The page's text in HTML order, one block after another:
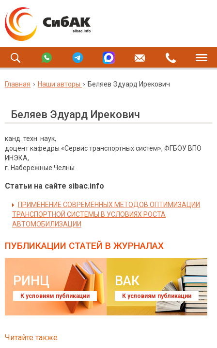
Главная Наши авторы Беляев Эдуард Ирекович
Беляев Эдуард Ирекович
канд. техн. наук,
доцент кафедры «Сервис транспортных систем», ФГБОУ ВПО
ИНЭКА,
г. Набережные Челны
Статьи на сайте sibac.info
ПРИМЕНЕНИЕ СОВРЕМЕННЫХ МЕТОДОВ ОПТИМИЗАЦИИ
ТРАНСПОРТНОЙ СИСТЕМЫ В УСЛОВИЯХ РОСТА
АВТОМОБИЛИЗАЦИИ
ПУБЛИКАЦИИ СТАТЕЙ В ЖУРНАЛАХ
РИНЦ
К условиям публикации
ВАК
К условиям публикации
Читайте также